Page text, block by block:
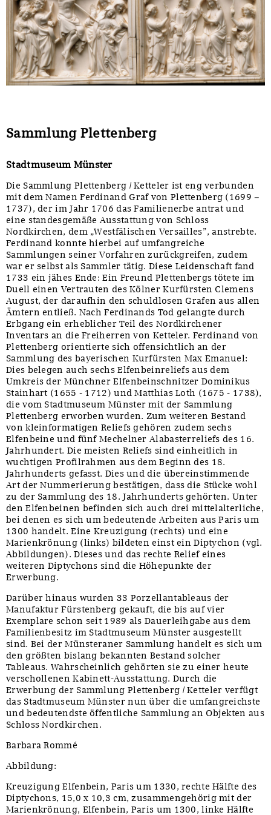
Sammlung Plettenberg
Stadtmuseum Münster
Die Sammlung Plettenberg / Ketteler ist eng verbunden
mit dem Namen Ferdinand Graf von Plettenberg (1699 –
1737), der im Jahr 1706 das Familienerbe antrat und
eine standesgemäße Ausstattung von Schloss
Nordkirchen, dem „Westfälischen Versailles”, anstrebte.
Ferdinand konnte hierbei auf umfangreiche
Sammlungen seiner Vorfahren zurückgreifen, zudem
war er selbst als Sammler tätig. Diese Leidenschaft fand
1733 ein jähes Ende: Ein Freund Plettenbergs tötete im
Duell einen Vertrauten des Kölner Kurfürsten Clemens
August, der daraufhin den schuldlosen Grafen aus allen
Ämtern entließ. Nach Ferdinands Tod gelangte durch
Erbgang ein erheblicher Teil des Nordkirchener
Inventars an die Freiherren von Ketteler. Ferdinand von
Plettenberg orientierte sich offensichtlich an der
Sammlung des bayerischen Kurfürsten Max Emanuel:
Dies belegen auch sechs Elfenbeinreliefs aus dem
Umkreis der Münchner Elfenbeinschnitzer Dominikus
Stainhart (1655 - 1712) und Matthias Loth (1675 - 1738),
die vom Stadtmuseum Münster mit der Sammlung
Plettenberg erworben wurden. Zum weiteren Bestand
von kleinformatigen Reliefs gehören zudem sechs
Elfenbeine und fünf Mechelner Alabasterreliefs des 16.
Jahrhundert. Die meisten Reliefs sind einheitlich in
wuchtigen Profilrahmen aus dem Beginn des 18.
Jahrhunderts gefasst. Dies und die übereinstimmende
Art der Nummerierung bestätigen, dass die Stücke wohl
zu der Sammlung des 18. Jahrhunderts gehörten. Unter
den Elfenbeinen befinden sich auch drei mittelalterliche,
bei denen es sich um bedeutende Arbeiten aus Paris um
1300 handelt. Eine Kreuzigung (rechts) und eine
Marienkrönung (links) bildeten einst ein Diptychon (vgl.
Abbildungen). Dieses und das rechte Relief eines
weiteren Diptychons sind die Höhepunkte der
Erwerbung.
Darüber hinaus wurden 33 Porzellantableaus der
Manufaktur Fürstenberg gekauft, die bis auf vier
Exemplare schon seit 1989 als Dauerleihgabe aus dem
Familienbesitz im Stadtmuseum Münster ausgestellt
sind. Bei der Münsteraner Sammlung handelt es sich um
den größten bislang bekannten Bestand solcher
Tableaus. Wahrscheinlich gehörten sie zu einer heute
verschollenen Kabinett-Ausstattung. Durch die
Erwerbung der Sammlung Plettenberg / Ketteler verfügt
das Stadtmuseum Münster nun über die umfangreichste
und bedeutendste öffentliche Sammlung an Objekten aus
Schloss Nordkirchen.
Barbara Rommé
Abbildung:
Kreuzigung Elfenbein, Paris um 1330, rechte Hälfte des
Diptychons, 15,0 x 10,3 cm, zusammengehörig mit der
Marienkrönung, Elfenbein, Paris um 1300, linke Hälfte
Sonstiges